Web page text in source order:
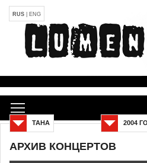
RUS ENG
АРХИВ КОНЦЕРТОВ
2004
ТАНА